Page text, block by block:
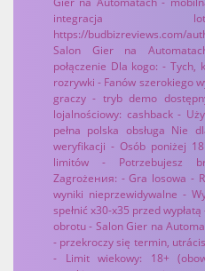
https://budbizreviews.com/
Salon Gier na
połączenie Dla kogo: - Tych,
rozrywki - Fanów szerokiego
graczy - tryb demo
lojalnościowy: cashback -
pełna polska obsługa Nie
weryfikacji - Osób poniżej
limitów - Potrzebujesz
Zagrożения: - Gra losowa -
wyniki nieprzewidywalne -
spełnić x30-x35 przed
obrotu - Salon Gier na
- przekroczy się termin,
- Limit wiekowy: 18+